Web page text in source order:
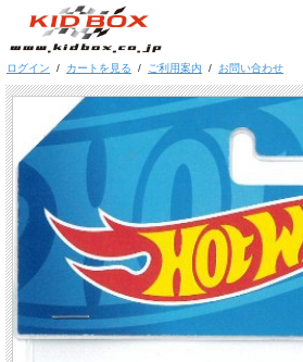
ログイン / カートを見る / ご利用案内 / お問い合わせ